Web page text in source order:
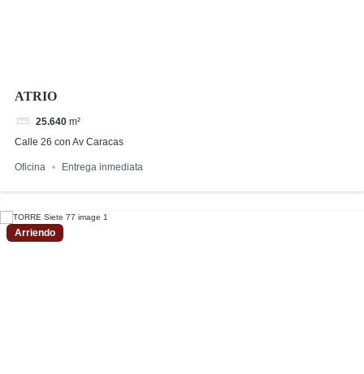
ATRIO
25.640 m²
Calle 26 con Av Caracas
Oficina Entrega inmediata
Arriendo